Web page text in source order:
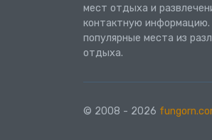
мест отдыха и
контактную
популярные места из
отдыха.
© 2008 - 2026